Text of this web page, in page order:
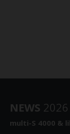
NEWS 2026
multi-S 4000 &